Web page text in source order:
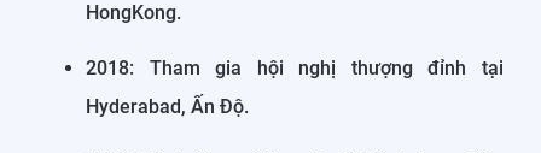
HongKong.
2018: Tham gia hội nghị thượng đỉnh tại
Hyderabad, Ấn Độ.